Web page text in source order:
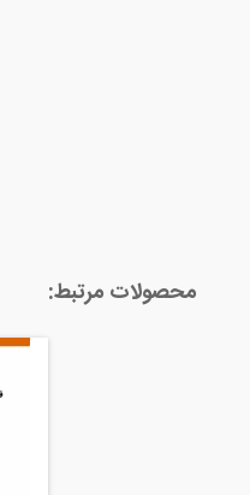
محصولات مرتبط: